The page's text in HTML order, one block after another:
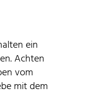
ein
Achten
vom
mit dem